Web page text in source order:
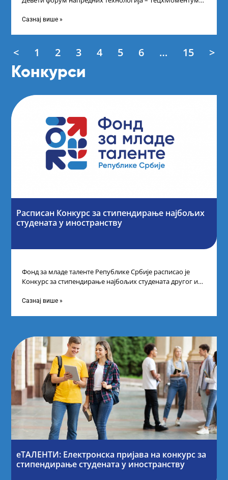
Сазнај више »
< 1 2 3 4 5 6 … 15 >
Конкурси
Расписан Конкурс за стипендирање најбољих
студената у иностранству
Фонд за младе таленте Републике Србије расписао је
Конкурс за стипендирање најбољих студената другог и
Сазнај више »
еТАЛЕНТИ: Електронска пријава на конкурс за
стипендирање студената у иностранству